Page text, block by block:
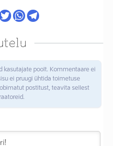
kasutajate poolt. Kommentaare ei
ei pruugi ühtida toimetuse
postitust, teavita sellest